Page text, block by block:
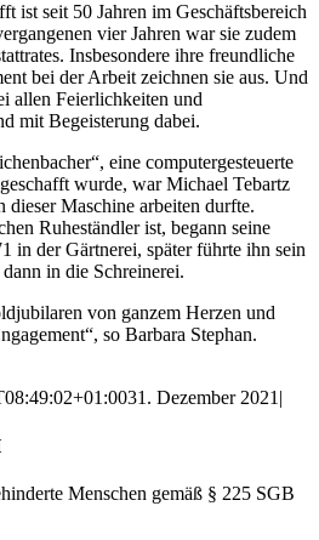
ist seit 50 Jahren im Geschäftsbereich
vier Jahren war sie zudem
Insbesondere ihre freundliche
bei der Arbeit zeichnen sie aus. Und
allen Feierlichkeiten und
mit Begeisterung dabei.
eine computergesteuerte
wurde, war Michael Tebartz
dieser Maschine arbeiten durfte.
Ruheständler ist, begann seine
in der Gärtnerei, später führte ihn sein
in die Schreinerei.
von ganzem Herzen und
so Barbara Stephan.
31. Dezember 2021|
Menschen gemäß § 225 SGB